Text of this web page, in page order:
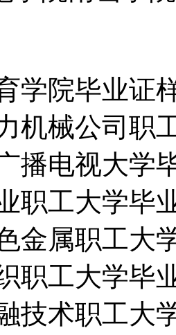
学院毕业证
机械公司职
播电视大学
职工大学毕
金属职工大
职工大学毕
技术职工大